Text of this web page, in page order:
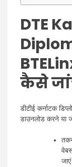
DTE
कैसे
डीटीई कर्नाटक
डाउनलोड करने या